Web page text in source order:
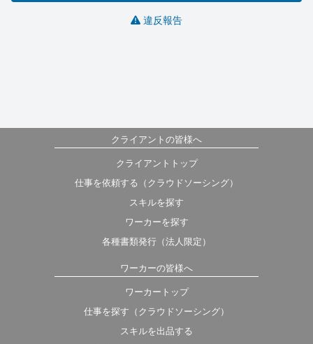
違反報告
クライアントの皆様へ
クライアントトップ
仕事を依頼する（クラウドソーシング）
スキルを探す
ワーカーを探す
各種書類発行（法人限定）
ワーカーの皆様へ
ワーカートップ
仕事を探す（クラウドソーシング）
スキルを出品する